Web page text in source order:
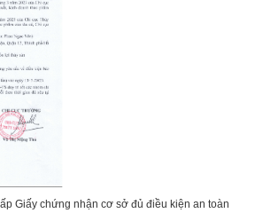
Giấy chứng nhận cơ sở đủ điều kiện an toàn